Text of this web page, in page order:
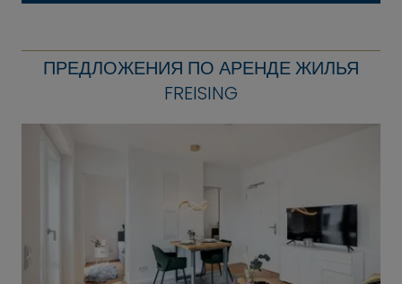
ПРЕДЛОЖЕНИЯ ПО АРЕНДЕ ЖИЛЬЯ
FREISING